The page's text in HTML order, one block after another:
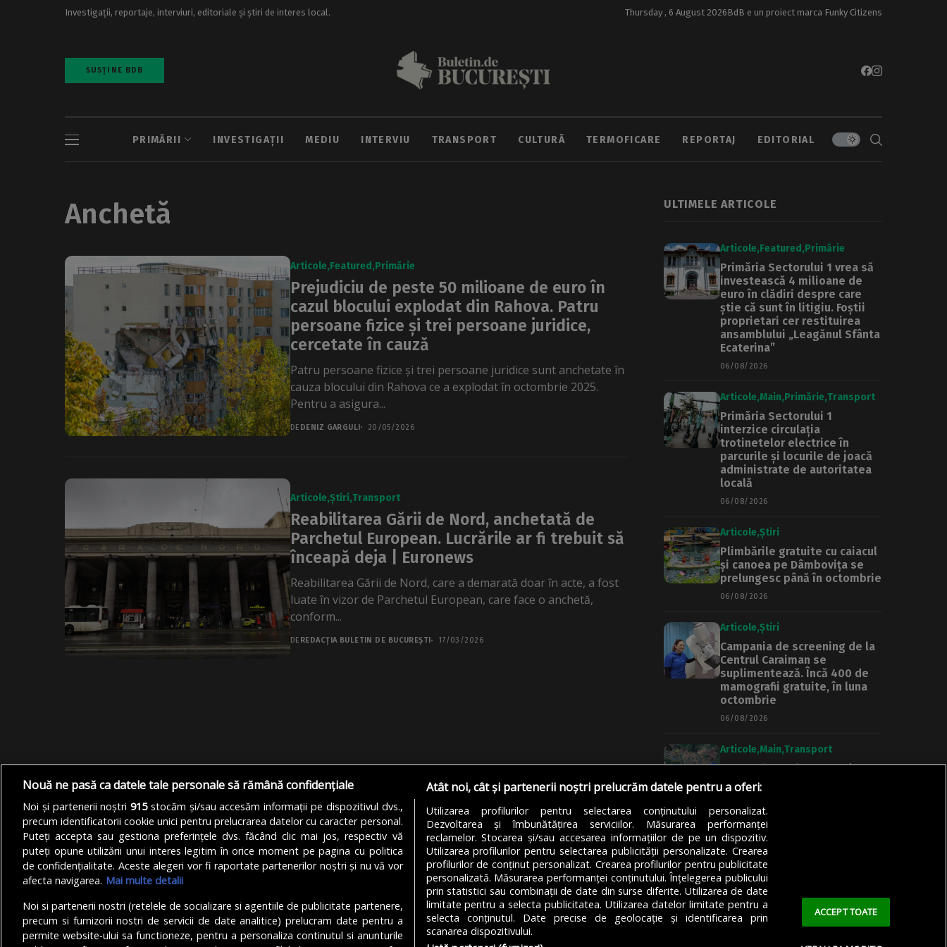
Investigații, reportaje, interviuri, editoriale și știri de interes local. Thursday , 6 August 2026BdB e un proiect marca Funky Citizens
SUSȚINE BDB
PRIMĂRII INVESTIGAȚII MEDIU INTERVIU TRANSPORT CULTURĂ TERMOFICARE REPORTAJ EDITORIAL
Anchetă
Articole Featured Primărie
Prejudiciu de peste 50 milioane de euro în
cazul blocului explodat din Rahova. Patru
persoane fizice și trei persoane juridice,
cercetate în cauză
Patru persoane fizice și trei persoane juridice sunt anchetate în
cauza blocului din Rahova ce a explodat în octombrie 2025.
Pentru a asigura...
DE DENIZ GARGULI 20/05/2026
Articole Știri Transport
Reabilitarea Gării de Nord, anchetată de
Parchetul European. Lucrările ar fi trebuit să
înceapă deja | Euronews
Reabilitarea Gării de Nord, care a demarată doar în acte, a fost
luate în vizor de Parchetul European, care face o anchetă,
conform...
DE REDACȚIA BULETIN DE BUCUREȘTI 17/03/2026
ULTIMELE ARTICOLE
Articole Featured Primărie
Primăria Sectorului 1 vrea să
investească 4 milioane de
euro în clădiri despre care
știe că sunt în litigiu. Foștii
proprietari cer restituirea
ansamblului „Leagănul Sfânta
Ecaterina”
06/08/2026
Articole Main Primărie Transport
Primăria Sectorului 1
interzice circulația
trotinetelor electrice în
parcurile și locurile de joacă
administrate de autoritatea
locală
06/08/2026
Articole Știri
Plimbările gratuite cu caiacul
și canoea pe Dâmbovița se
prelungesc până în octombrie
06/08/2026
Articole Știri
Campania de screening de la
Centrul Caraiman se
suplimentează. Încă 400 de
mamografii gratuite, în luna
octombrie
06/08/2026
Articole Main Transport
Curtea de Apel București
suspendă contractul de 3,6
miliarde de lei pentru cel de-
al patrulea lot din Autostrada
Unirii
05/08/2026
MODIFICĂ SETĂRILE COOKIES
Nouă ne pasă ca datele tale personale să rămână confidențiale
Noi și partenerii noștri915stocăm și/sau accesăm informații pe dispozitivul dvs.,
precum identificatorii cookie unici pentru prelucrarea datelor cu caracter personal.
Puteți accepta sau gestiona preferințele dvs. făcând clic mai jos, respectiv vă
puteți opune utilizării unui interes legitim în orice moment pe pagina cu politica
de confidențialitate. Aceste alegeri vor fi raportate partenerilor noștri și nu vă vor
afecta navigarea. Mai multe detalii
Noi si partenerii nostri (retelele de socializare si agentiile de publicitate partenere,
precum si furnizorii nostri de servicii de date analitice) prelucram date pentru a
permite website-ului sa functioneze, pentru a personaliza continutul si anunturile
Atât noi, cât și partenerii noștri prelucrăm datele pentru a oferi:
Utilizarea profilurilor pentru selectarea conținutului personalizat.
Dezvoltarea și îmbunătățirea serviciilor. Măsurarea performanței
reclamelor. Stocarea și/sau accesarea informațiilor de pe un dispozitiv.
Utilizarea profilurilor pentru selectarea publicității personalizate. Crearea
profilurilor de conținut personalizat. Crearea profilurilor pentru publicitate
personalizată. Măsurarea performanței conținutului. Înțelegerea publicului
prin statistici sau combinații de date din surse diferite. Utilizarea de date
limitate pentru a selecta publicitatea. Utilizarea datelor limitate pentru a
selecta conținutul. Date precise de geolocație și identificarea prin
scanarea dispozitivului.
ACCEPT TOATE